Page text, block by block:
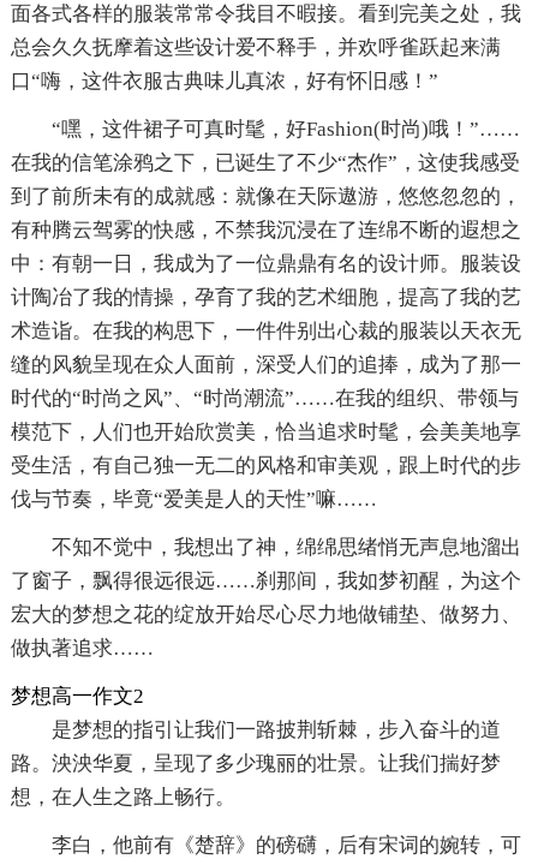
面各式各样的服装常常令我目不暇接。看到完美之处，我
总会久久抚摩着这些设计爱不释手，并欢呼雀跃起来满
口“嗨，这件衣服古典味儿真浓，好有怀旧感！”
“嘿，这件裙子可真时髦，好Fashion(时尚)哦！”……
在我的信笔涂鸦之下，已诞生了不少“杰作”，这使我感受
到了前所未有的成就感：就像在天际遨游，悠悠忽忽的，
有种腾云驾雾的快感，不禁我沉浸在了连绵不断的遐想之
中：有朝一日，我成为了一位鼎鼎有名的设计师。服装设
计陶冶了我的情操，孕育了我的艺术细胞，提高了我的艺
术造诣。在我的构思下，一件件别出心裁的服装以天衣无
缝的风貌呈现在众人面前，深受人们的追捧，成为了那一
时代的“时尚之风”、“时尚潮流”……在我的组织、带领与
模范下，人们也开始欣赏美，恰当追求时髦，会美美地享
受生活，有自己独一无二的风格和审美观，跟上时代的步
伐与节奏，毕竟“爱美是人的天性”嘛……
不知不觉中，我想出了神，绵绵思绪悄无声息地溜出
了窗子，飘得很远很远……刹那间，我如梦初醒，为这个
宏大的梦想之花的绽放开始尽心尽力地做铺垫、做努力、
做执著追求……
梦想高一作文2
是梦想的指引让我们一路披荆斩棘，步入奋斗的道
路。泱泱华夏，呈现了多少瑰丽的壮景。让我们揣好梦
想，在人生之路上畅行。
李白，他前有《楚辞》的磅礴，后有宋词的婉转，可